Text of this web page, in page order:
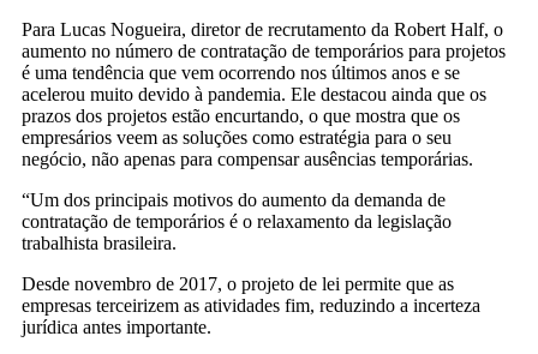
Para Lucas Nogueira, diretor de recrutamento da Robert Half, o
aumento no número de contratação de temporários para projetos
é uma tendência que vem ocorrendo nos últimos anos e se
acelerou muito devido à pandemia. Ele destacou ainda que os
prazos dos projetos estão encurtando, o que mostra que os
empresários veem as soluções como estratégia para o seu
negócio, não apenas para compensar ausências temporárias.
“Um dos principais motivos do aumento da demanda de
contratação de temporários é o relaxamento da legislação
trabalhista brasileira.
Desde novembro de 2017, o projeto de lei permite que as
empresas terceirizem as atividades fim, reduzindo a incerteza
jurídica antes importante.